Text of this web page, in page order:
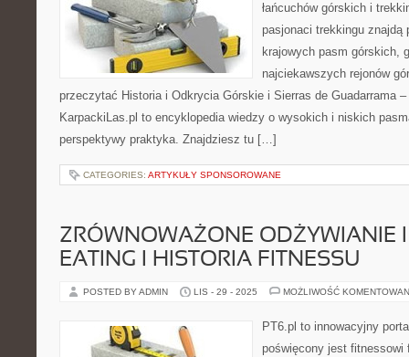
łańcuchów górskich i
pasjonaci trekkingu znajdą
krajowych pasm górskich,
najciekawszych rejonów
przeczytać Historia i Odkrycia Górskie i Sierras de Guadarrama
KarpackiLas.pl to encyklopedia wiedzy o wysokich i niskich
perspektywy praktyka. Znajdziesz tu […]
CATEGORIES: ARTYKUŁY SPONSOROWANE
ZRÓWNOWAŻONE ODŻYWIANIE
EATING I HISTORIA FITNESSU
POSTED BY ADMIN LIS - 29 - 2025 MOŻLIWOŚĆ
PT6.pl to innowacyjny
poświęcony jest fitnessowi